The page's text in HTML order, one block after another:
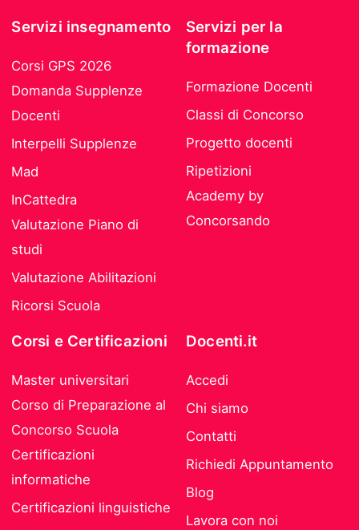
Servizi insegnamento
Corsi GPS 2026
Domanda Supplenze
Docenti
Interpelli Supplenze
Mad
InCattedra
Valutazione Piano di
studi
Valutazione Abilitazioni
Ricorsi Scuola
Servizi per la
formazione
Formazione Docenti
Classi di Concorso
Progetto docenti
Ripetizioni
Academy by
Concorsando
Corsi e Certificazioni
Master universitari
Corso di Preparazione al
Concorso Scuola
Certificazioni
informatiche
Certificazioni linguistiche
Docenti.it
Accedi
Chi siamo
Contatti
Richiedi Appuntamento
Blog
Lavora con noi